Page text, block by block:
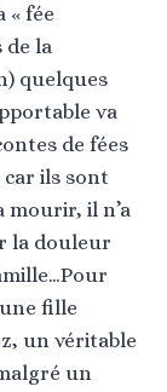
« fée
de la
quelques
va
de fées
car ils sont
mourir, il n’a
la douleur
fille
un véritable
un